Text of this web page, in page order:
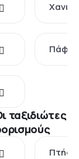
Χανιά
ταξιδιώτες